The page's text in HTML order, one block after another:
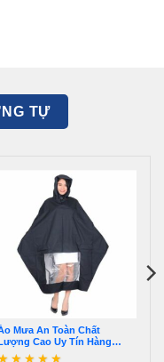
TỰ
Mưa An Toàn Chất
Lượng Cao Uy Tín Hàng
Đầu 2024 – QQAM00039